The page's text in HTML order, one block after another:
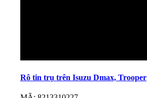
Rô tin trụ trên Isuzu Dmax, Trooper